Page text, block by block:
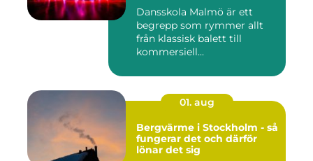
Dansskola Malmö är ett
begrepp som rymmer allt
från klassisk balett till
kommersiell...
01. aug
Bergvärme i Stockholm - så
fungerar det och därför
lönar det sig